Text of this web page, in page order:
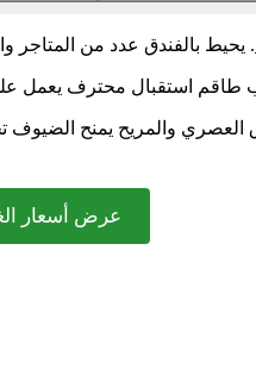
. يحيط بالفندق عدد من المتاجر
طاقم استقبال محترف يعمل
العصري والمريح يمنح
عرض أسعار